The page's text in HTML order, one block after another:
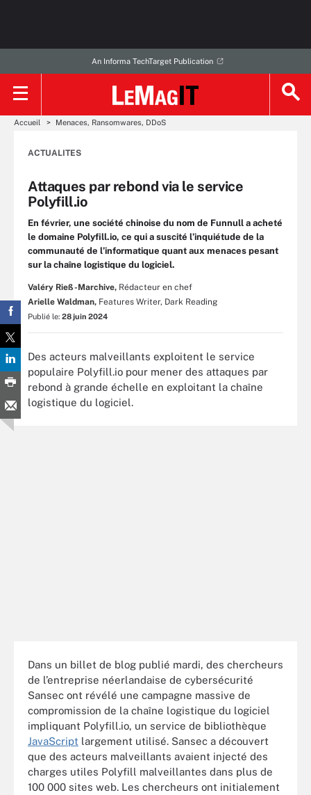
An Informa TechTarget Publication
Accueil Menaces, Ransomwares, DDoS
ACTUALITES
Attaques par rebond via le service
Polyfill.io
En février, une société chinoise du nom de Funnull a acheté
le domaine Polyfill.io, ce qui a suscité l’inquiétude de la
communauté de l’informatique quant aux menaces pesant
sur la chaîne logistique du logiciel.
Valéry Rieß-Marchive, Rédacteur en chef
Arielle Waldman, Features Writer, Dark Reading
Publié le: 28 juin 2024
Des acteurs malveillants exploitent le service
populaire Polyfill.io pour mener des attaques par
rebond à grande échelle en exploitant la chaîne
logistique du logiciel.
Dans un billet de blog publié mardi, des chercheurs
de l’entreprise néerlandaise de cybersécurité
Sansec ont révélé une campagne massive de
compromission de la chaîne logistique du logiciel
impliquant Polyfill.io, un service de bibliothèque
JavaScript largement utilisé. Sansec a découvert
que des acteurs malveillants avaient injecté des
charges utiles Polyfill malveillantes dans plus de
100 000 sites web. Les chercheurs ont initialement